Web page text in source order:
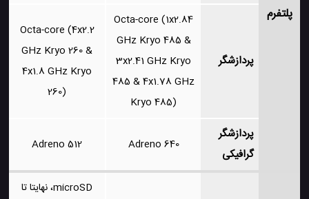
پلتفرم
پردازشگر
Octa-core (1x2.84
GHz Kryo 485 &
3x2.41 GHz Kryo
485 & 4x1.78 GHz
Kryo 485)
Octa-core (4x2.2
GHz Kryo 260 &
4x1.8 GHz Kryo
260)
پردازشگر
گرافیکی
Adreno 640
Adreno 512
microSD، نهایتا تا